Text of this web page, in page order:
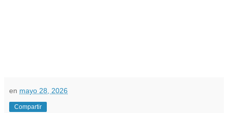
en mayo 28, 2026
Compartir